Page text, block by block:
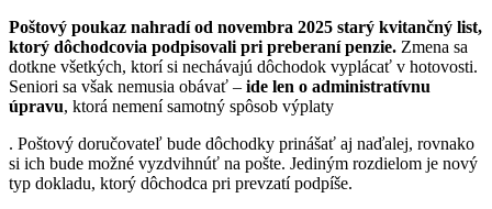
Poštový poukaz nahradí od novembra 2025 starý kvitančný list,
ktorý dôchodcovia podpisovali pri preberaní penzie. Zmena sa
dotkne všetkých, ktorí si nechávajú dôchodok vyplácať v hotovosti.
Seniori sa však nemusia obávať – ide len o administratívnu
úpravu, ktorá nemení samotný spôsob výplaty
. Poštový doručovateľ bude dôchodky prinášať aj naďalej, rovnako
si ich bude možné vyzdvihnúť na pošte. Jediným rozdielom je nový
typ dokladu, ktorý dôchodca pri prevzatí podpíše.